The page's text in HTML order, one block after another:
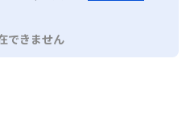
。レッスン後には担当日本
イムで保護者に学習内容を
報も提供する。
を、4～6年生で読む・書く
しやすく、学習習慣を身に
業時間やショッピングセン
、保護者の都合と合わない
できません